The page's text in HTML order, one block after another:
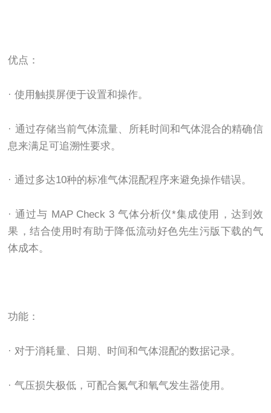
优点：
· 使用触摸屏便于设置和操作。
· 通过存储当前气体流量、所耗时间和气体混合的精确信
息来满足可追溯性要求。
· 通过多达10种的标准气体混配程序来避免操作错误。
· 通过与 MAP Check 3 气体分析仪*集成使用，达到效
果，结合使用时有助于降低流动好色先生污版下载的气
体成本。
功能：
· 对于消耗量、日期、时间和气体混配的数据记录。
· 气压损失极低，可配合氮气和氧气发生器使用。